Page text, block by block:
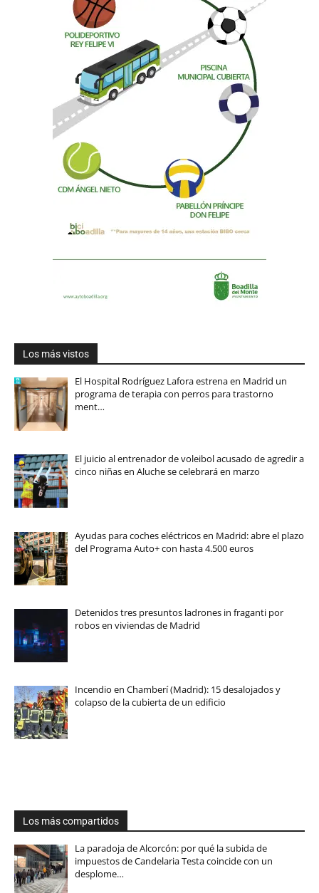
Los más vistos
El Hospital Rodríguez Lafora estrena en Madrid un
programa de terapia con perros para trastorno
ment…
El juicio al entrenador de voleibol acusado de agredir a
cinco niñas en Aluche se celebrará en marzo
Ayudas para coches eléctricos en Madrid: abre el plazo
del Programa Auto+ con hasta 4.500 euros
Detenidos tres presuntos ladrones in fraganti por
robos en viviendas de Madrid
Incendio en Chamberí (Madrid): 15 desalojados y
colapso de la cubierta de un edificio
Los más compartidos
La paradoja de Alcorcón: por qué la subida de
impuestos de Candelaria Testa coincide con un
desplome…